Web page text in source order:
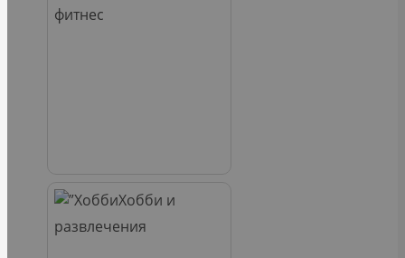
фитнес
Хобби и
развлечения